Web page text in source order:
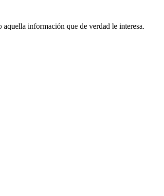
información que de verdad le interesa.